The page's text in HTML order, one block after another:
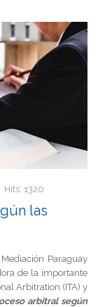
Hits: 1320
las
Paraguay
de la importante
Arbitration (ITA) y
arbitral según